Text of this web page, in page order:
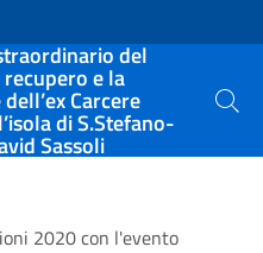
del
e la
Carcere
di S.Stefano-
Sassoli
Cerca
2020 con l'evento